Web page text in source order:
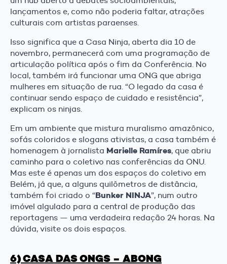
lançamentos e, como não poderia faltar, atrações
culturais com artistas paraenses.
Isso significa que a Casa Ninja, aberta dia 10 de
novembro, permanecerá com uma programação de
articulação política após o fim da Conferência. No
local, também irá funcionar uma ONG que abriga
mulheres em situação de rua. “O legado da casa é
continuar sendo espaço de cuidado e resistência”,
explicam os ninjas.
Em um ambiente que mistura muralismo amazônico,
sofás coloridos e slogans ativistas, a casa também é
homenagem à jornalista Marielle Ramíres, que abriu
caminho para o coletivo nas conferências da ONU.
Mas este é apenas um dos espaços do coletivo em
Belém, já que, a alguns quilômetros de distância,
também foi criado o “Bunker NINJA”, num outro
imóvel algulado para a central de produção das
reportagens — uma verdadeira redação 24 horas. Na
dúvida, visite os dois espaços.
6) CASA DAS ONGS – ABONG